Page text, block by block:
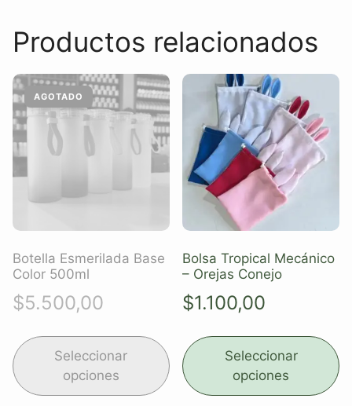
Productos relacionados
Botella Esmerilada Base
Color 500ml
$5.500,00
Seleccionar
opciones
Bolsa Tropical Mecánico
– Orejas Conejo
$1.100,00
Seleccionar
opciones